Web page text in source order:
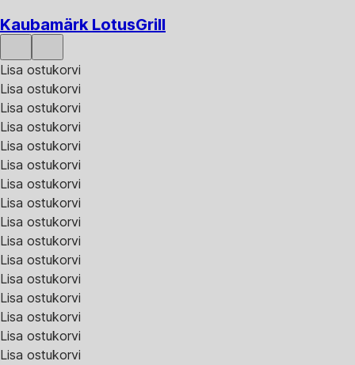
Kaubamärk LotusGrill
Lisa ostukorvi
Lisa ostukorvi
Lisa ostukorvi
Lisa ostukorvi
Lisa ostukorvi
Lisa ostukorvi
Lisa ostukorvi
Lisa ostukorvi
Lisa ostukorvi
Lisa ostukorvi
Lisa ostukorvi
Lisa ostukorvi
Lisa ostukorvi
Lisa ostukorvi
Lisa ostukorvi
Lisa ostukorvi